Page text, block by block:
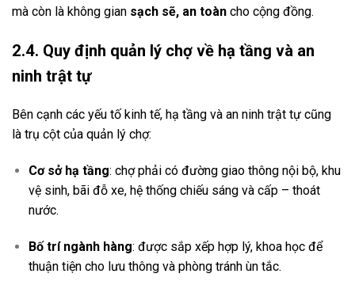
mà còn là không gian sạch sẽ, an toàn cho cộng đồng.
2.4. Quy định quản lý chợ về hạ tầng và an
ninh trật tự
Bên cạnh các yếu tố kinh tế, hạ tầng và an ninh trật tự cũng
là trụ cột của quản lý chợ:
Cơ sở hạ tầng: chợ phải có đường giao thông nội bộ, khu
vệ sinh, bãi đỗ xe, hệ thống chiếu sáng và cấp – thoát
nước.
Bố trí ngành hàng: được sắp xếp hợp lý, khoa học để
thuận tiện cho lưu thông và phòng tránh ùn tắc.